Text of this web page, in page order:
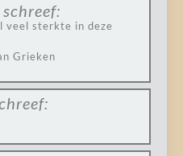
schreef:
veel sterkte in deze
Grieken